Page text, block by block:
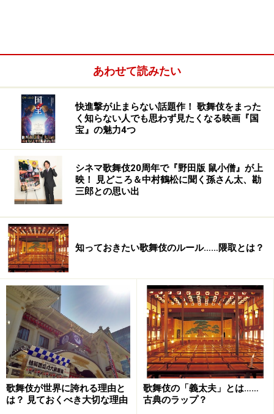
載された小説です。主人公の喜久雄（吉沢亮）は、立花
年会の日、父親がヤクザの抗争で殺されてしまいます。
しかし、その日喜久雄が余興で演じた『積恋雪関扉（つ
もるこいゆきのせきのと）』を見て才能を感じた歌舞伎
役者の花井半二郎に引き取られ、歌舞伎の女形としての
道を歩むこととなります。半二郎には喜久雄と同い年の
俊介（横浜流星）という息子がいて、2人は同じ学校に
通い、同じ道を進み、切磋琢磨していきます。
＞次ページ：歌舞伎を見たことがなくても面白い『国
宝』の魅力4つ
※記事内容は執筆時点のものです。最新の内容をご確認くださ
い。
次のページへ
あわせて読みたい
快進撃が止まらない話題作！ 歌舞伎をまった
く知らない人でも思わず見たくなる映画『国
宝』の魅力4つ
シネマ歌舞伎20周年で『野田版 鼠小僧』が上
映！ 見どころ＆中村鶴松に聞く孫さん太、勘
三郎との思い出
知っておきたい歌舞伎のルール……隈取とは？
歌舞伎が世界に誇れる理由と
は？ 見ておくべき大切な理由
歌舞伎の「義太夫」とは……
古典のラップ？